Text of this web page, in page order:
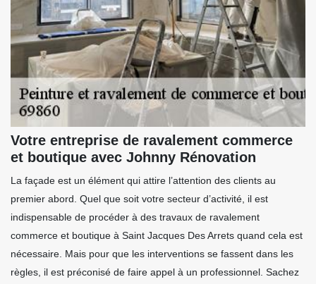
Votre entreprise de ravalement commerce
et boutique avec Johnny Rénovation
La façade est un élément qui attire l’attention des clients au
premier abord. Quel que soit votre secteur d’activité, il est
indispensable de procéder à des travaux de ravalement
commerce et boutique à Saint Jacques Des Arrets quand cela est
nécessaire. Mais pour que les interventions se fassent dans les
règles, il est préconisé de faire appel à un professionnel. Sachez